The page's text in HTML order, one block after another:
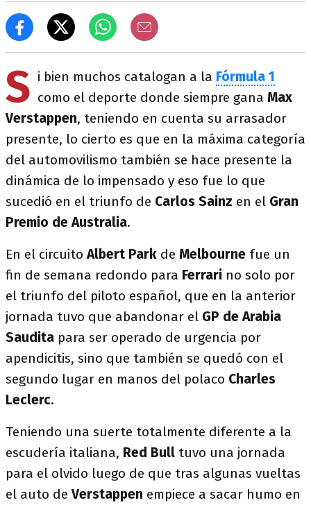
S i bien muchos catalogan a la Fórmula 1
como el deporte donde siempre gana Max
Verstappen, teniendo en cuenta su arrasador
presente, lo cierto es que en la máxima categoría
del automovilismo también se hace presente la
dinámica de lo impensado y eso fue lo que
sucedió en el triunfo de Carlos Sainz en el Gran
Premio de Australia.
En el circuitoAlbert Park de Melbourne fue un
fin de semana redondo para Ferrari no solo por
el triunfo del piloto español, que en la anterior
jornada tuvo que abandonar el GP de Arabia
Saudita para ser operado de urgencia por
apendicitis, sino que también se quedó con el
segundo lugar en manos del polaco Charles
Leclerc.
Teniendo una suerte totalmente diferente a la
escudería italiana, Red Bull tuvo una jornada
para el olvido luego de que tras algunas vueltas
el auto deVerstappen empiece a sacar humo en